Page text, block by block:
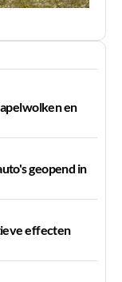
en
geopend in
effecten